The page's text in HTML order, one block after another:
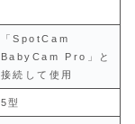
「SpotCam
BabyCam Pro」と
接続して使用
5型